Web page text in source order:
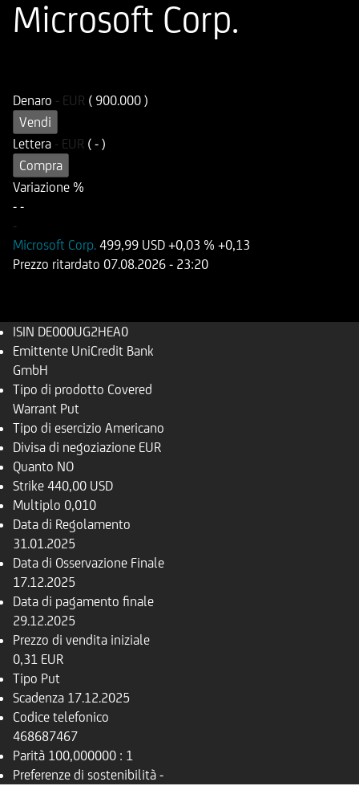
Microsoft Corp.
Denaro - EUR ( 900.000 )
Vendi
Lettera - EUR ( - )
Compra
Variazione %
- -
-
Microsoft Corp. 499,99 USD +0,03 % +0,13
Prezzo ritardato 07.08.2026 - 23:20
ISIN DE000UG2HEA0
Emittente UniCredit Bank
GmbH
Tipo di prodotto Covered
Warrant Put
Tipo di esercizio Americano
Divisa di negoziazione EUR
Quanto NO
Strike 440,00 USD
Multiplo 0,010
Data di Regolamento
31.01.2025
Data di Osservazione Finale
17.12.2025
Data di pagamento finale
29.12.2025
Prezzo di vendita iniziale
0,31 EUR
Tipo Put
Scadenza 17.12.2025
Codice telefonico
468687467
Parità 100,000000 : 1
Preferenze di sostenibilità -